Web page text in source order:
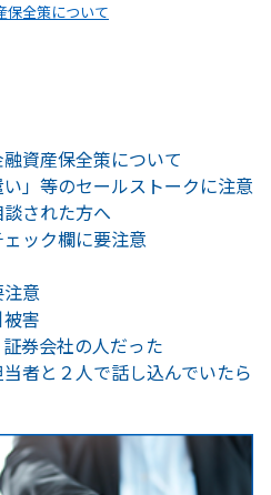
保全策について
資産保全策について
い」等のセールストークに注意
された方へ
ック欄に要注意
意
害
券会社の人だった
者と２人で話し込んでいたら